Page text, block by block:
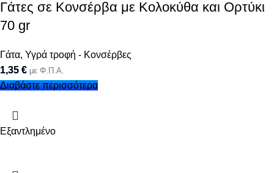
Γάτες σε Κονσέρβα με Κολοκύθα και Ορτύκι
70 gr
Γάτα, Υγρά τροφή - Κονσέρβες
1,35 € με Φ.Π.Α.
Διαβάστε περισσότερα
Εξαντλημένο